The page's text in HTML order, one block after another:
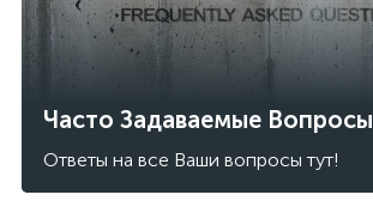
Часто Задаваемые Вопросы
Ответы на все Ваши вопросы тут!